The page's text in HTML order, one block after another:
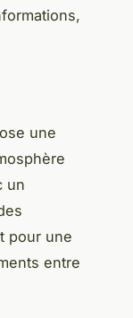
une
un
pour une
entre